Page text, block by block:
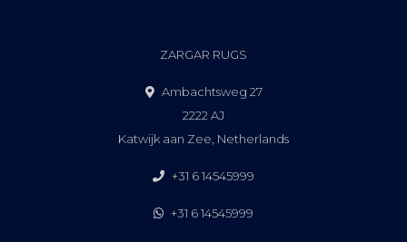
ZARGAR RUGS
Ambachtsweg 27
2222 AJ
Katwijk aan Zee, Netherlands
+31 6 14545999
+31 6 14545999